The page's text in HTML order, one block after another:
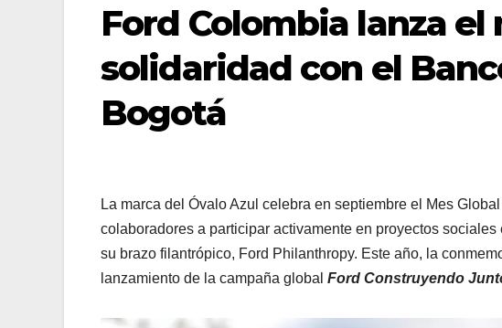
Ford Colombia lanza el
solidaridad con el
Bogotá
La marca del Óvalo Azul celebra en septiembre el Mes
colaboradores a participar activamente en proyectos
su brazo filantrópico, Ford Philanthropy. Este año, la
lanzamiento de la campaña global Ford Construyendo